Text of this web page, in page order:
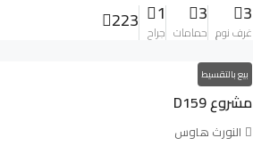
3
غرف نوم
3
حمامات
1
جراح 223
بيع بالتقسيط
مشروع D159
النورث هاوس